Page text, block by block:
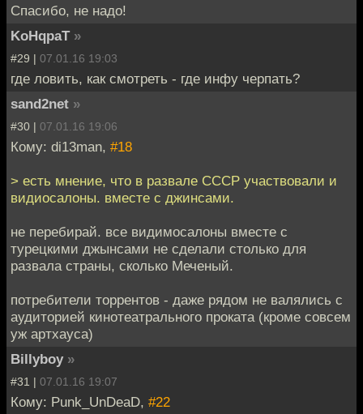
Спасибо, не надо!
KoHqpaT »
#29 | 07.01.16 19:03
где ловить, как смотреть - где инфу черпать?
sand2net »
#30 | 07.01.16 19:06
Кому: di13man, #18
> есть мнение, что в развале СССР участвовали и
видиосалоны. вместе с джинсами.
не перебирай. все видимосалоны вместе с
турецкими джынсами не сделали столько для
развала страны, сколько Меченый.
потребители торрентов - даже рядом не валялись с
аудиторией кинотеатрального проката (кроме совсем
уж артхауса)
Billyboy »
#31 | 07.01.16 19:07
Кому: Punk_UnDeaD, #22